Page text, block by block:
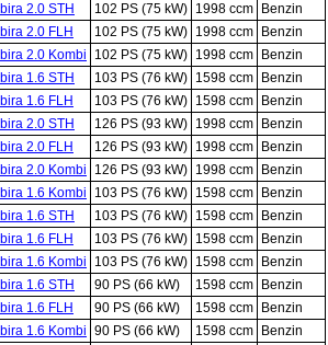
2.0 STH 102 PS (75 kW) 1998 ccm
Benzin
2.0 FLH 102 PS (75 kW) 1998 ccm
Benzin
2.0 Kombi 102 PS (75 kW) 1998 ccm
Benzin
1.6 STH 103 PS (76 kW) 1598 ccm
Benzin
1.6 FLH 103 PS (76 kW) 1598 ccm
Benzin
2.0 STH 126 PS (93 kW) 1998 ccm
Benzin
2.0 FLH 126 PS (93 kW) 1998 ccm
Benzin
2.0 Kombi 126 PS (93 kW) 1998 ccm
Benzin
1.6 Kombi 103 PS (76 kW) 1598 ccm
Benzin
1.6 STH 103 PS (76 kW) 1598 ccm
Benzin
1.6 FLH 103 PS (76 kW) 1598 ccm
Benzin
1.6 Kombi 103 PS (76 kW) 1598 ccm
Benzin
1.6 STH 90 PS (66 kW) 1598 ccm
Benzin
1.6 FLH 90 PS (66 kW) 1598 ccm
Benzin
1.6 Kombi 90 PS (66 kW) 1598 ccm
Benzin